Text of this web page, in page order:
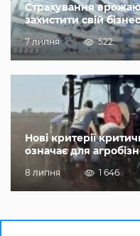
Страхування
захистити свій бізнес
7 липня 522
Нові критерії
означає для
8 липня 1 646